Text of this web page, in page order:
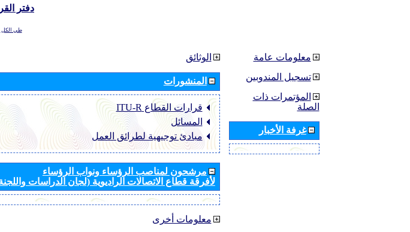
دفتر
طي الكل
الوثائق
المنشورات
قرارات القطاع ‏ITU-R
المسائل
مبادئ توجيهية لطرائق العمل
مرشحون لمناصب الرؤساء ونواب الرؤساء
لأفرقة قطاع الاتصالات الراديوية (لجان الدراسات
معلومات أخرى
معلومات عامة
تسجيل المندوبين
المؤتمرات ذات
الصلة
غرفة الأخبار